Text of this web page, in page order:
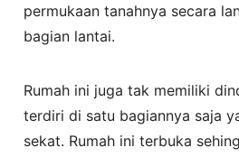
permukaan tanahnya secara
bagian lantai.
Rumah ini juga tak memiliki
terdiri di satu bagiannya saja
sekat. Rumah ini terbuka